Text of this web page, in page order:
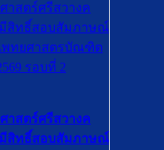
าสตร์ศรีสวางค
มีสิทธิ์สอบสัมภาษณ์
พทยศาสตรบัณฑิต
รอบที่ 2
าสตร์ศรีสวางค
มีสิทธิ์สอบสัมภาษณ์